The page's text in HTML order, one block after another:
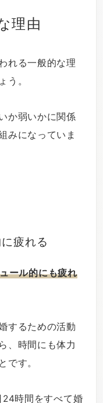
理由
れる一般的な理
う。
か弱いかに関係
みになっていま
疲れる
ール的にも疲れ
するための活動
、時間にも体力
です。
24時間をすべて婚